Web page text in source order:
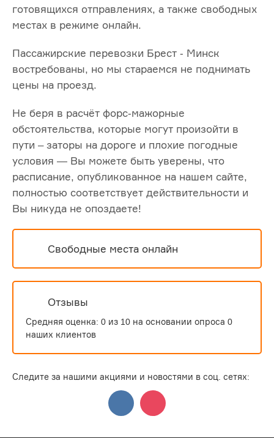
готовящихся отправлениях, а также свободных
местах в режиме онлайн.
Пассажирские перевозки Брест - Минск
востребованы, но мы стараемся не поднимать
цены на проезд.
Не беря в расчёт форс-мажорные
обстоятельства, которые могут произойти в
пути – заторы на дороге и плохие погодные
условия — Вы можете быть уверены, что
расписание, опубликованное на нашем сайте,
полностью соответствует действительности и
Вы никуда не опоздаете!
Свободные места онлайн
Отзывы
Средняя оценка: 0 из 10 на основании опроса 0
наших клиентов
Следите за нашими акциями и новостями в соц. сетях: